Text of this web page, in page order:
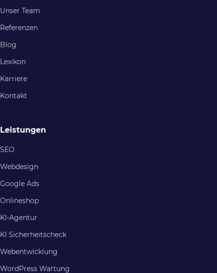
Unser Team
Referenzen
Blog
Lexikon
Karriere
Kontakt
Leistungen
SEO
Webdesign
Google Ads
Onlineshop
KI-Agentur
KI Sicherheitscheck
Webentwicklung
WordPress Wartung